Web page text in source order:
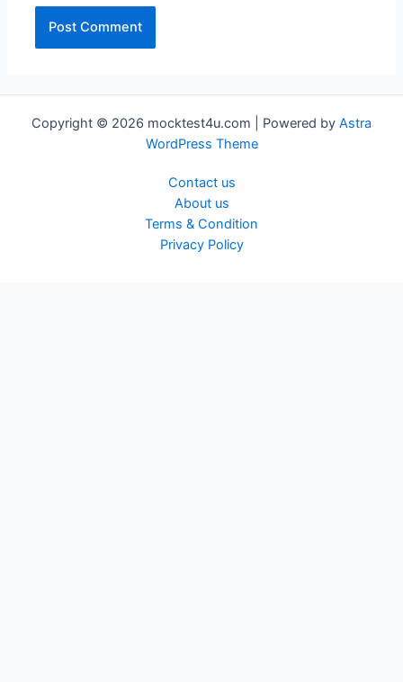
Copyright © 2026 mocktest4u.com | Powered by Astra
WordPress Theme
Contact us
About us
Terms & Condition
Privacy Policy